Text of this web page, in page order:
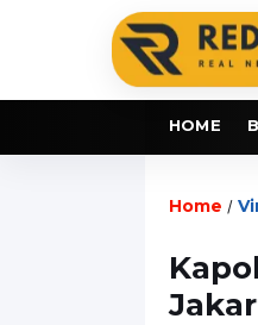
HOME
Home /